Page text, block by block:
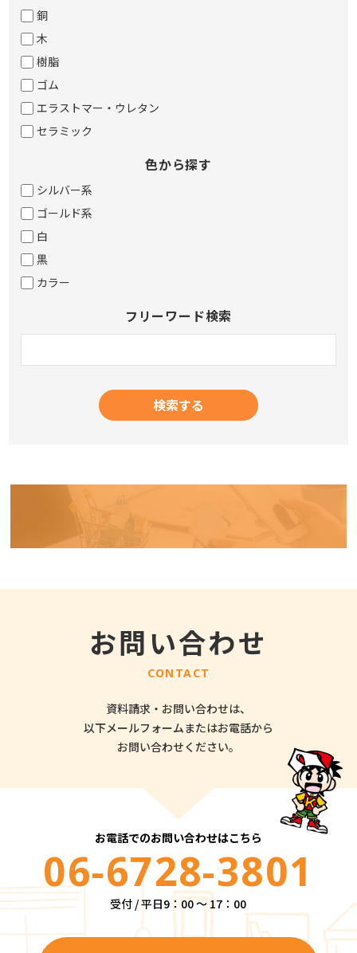
銅
木
樹脂
ゴム
エラストマー・ウレタン
セラミック
色から探す
シルバー系
ゴールド系
白
黒
カラー
フリーワード検索
お問い合わせ
CONTACT
資料請求・お問い合わせは、
以下メールフォームまたはお電話から
お問い合わせください。
お電話でのお問い合わせはこちら
06-6728-3801
受付 / 平日9：00 ～ 17：00